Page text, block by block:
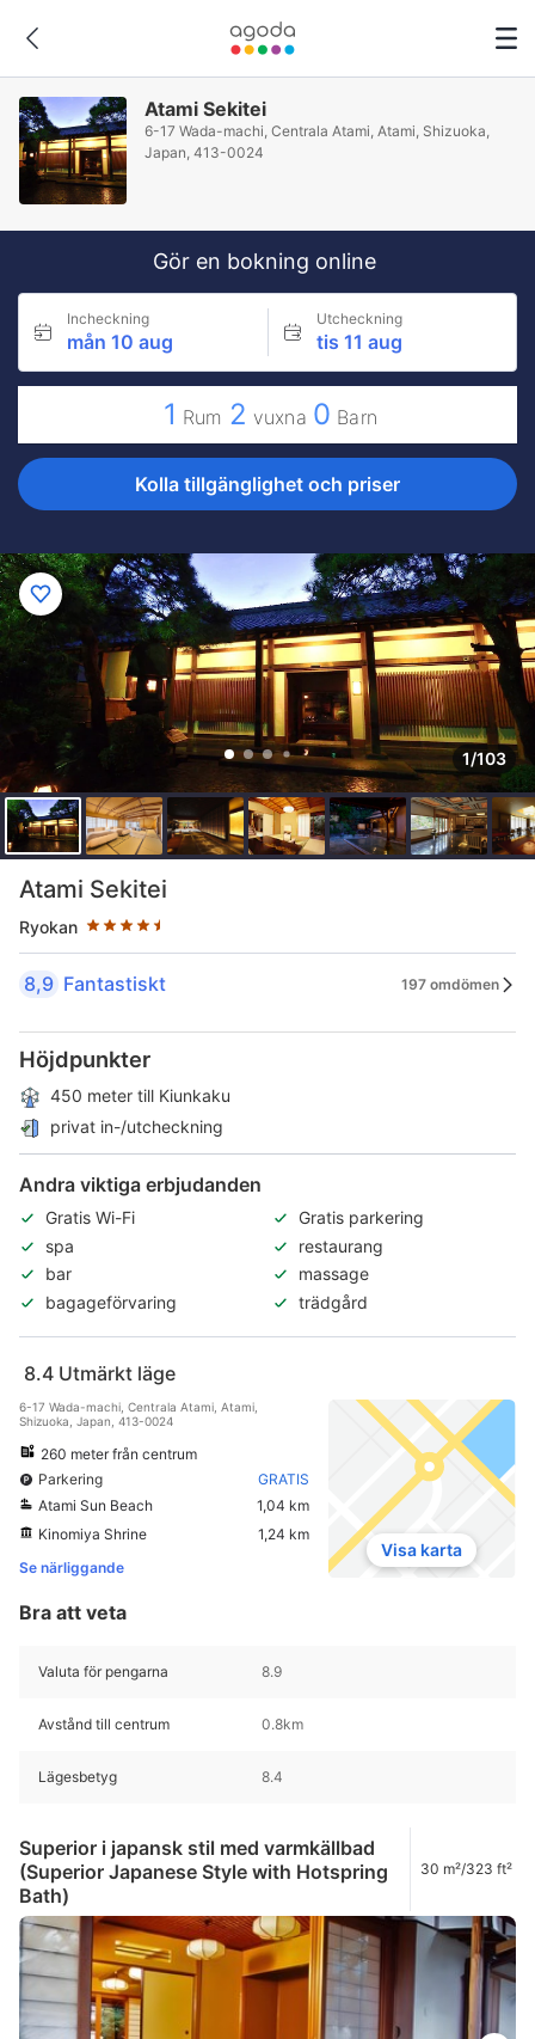
Atami Sekitei
6-17 Wada-machi, Centrala Atami, Atami, Shizuoka,
Japan, 413-0024
Gör en bokning online
Incheckning
mån 10 aug
Utcheckning
tis 11 aug
1 Rum 2 vuxna 0 Barn
Kolla tillgänglighet och priser
1/103
Atami Sekitei
Ryokan
Stjärnklassificering: 4.5 stjärnor
8,9 Fantastiskt 197 omdömen
Höjdpunkter
450 meter till Kiunkaku
privat in-/utcheckning
Andra viktiga erbjudanden
Gratis Wi-Fi
Gratis parkering
spa
restaurang
bar
massage
bagageförvaring
trädgård
8.4 Utmärkt läge
6-17 Wada-machi, Centrala Atami, Atami,
Shizuoka, Japan, 413-0024
260 meter från centrum
Parkering
GRATIS
Atami Sun Beach
1,04 km
Kinomiya Shrine
1,24 km
Se närliggande
Visa karta
Bra att veta
Valuta för pengarna 8.9
Avstånd till centrum 0.8km
Lägesbetyg 8.4
Superior i japansk stil med varmkällbad
(Superior Japanese Style with Hotspring
Bath)
30 m²/323 ft²